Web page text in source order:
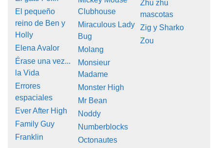
El pequeño
reino de Ben y
Holly
Elena Avalor
Érase una vez...
la Vida
Errores
espaciales
Ever After High
Family Guy
Franklin
Clubhouse
Miraculous Lady
Bug
Molang
Monsieur
Madame
Monster High
Mr Bean
Noddy
Numberblocks
Octonautes
Zhu zhu
mascotas
Zig y Sharko
Zou